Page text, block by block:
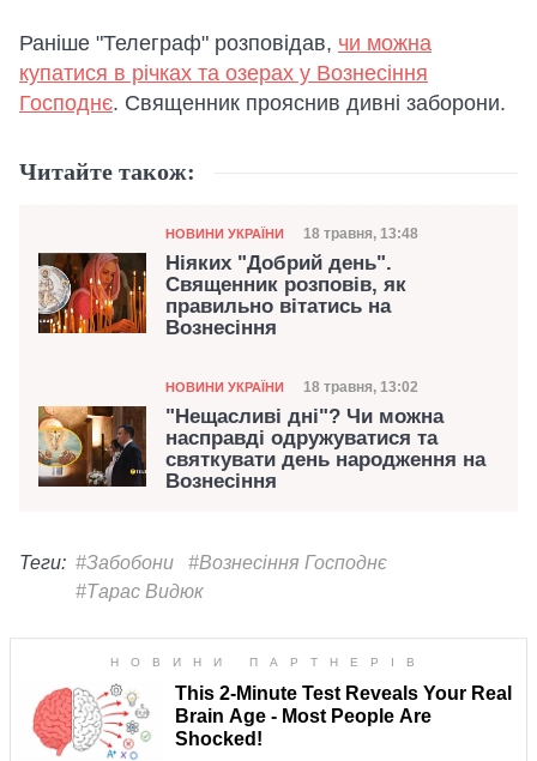
Раніше "Телеграф" розповідав, чи можна
купатися в річках та озерах у Вознесіння
Господнє. Священник прояснив дивні заборони.
Читайте також:
Категорія
НОВИНИ УКРАЇНИ Дата публікації
18 травня, 13:48
Ніяких "Добрий день".
Священник розповів, як
правильно вітатись на
Вознесіння
Категорія
НОВИНИ УКРАЇНИ Дата публікації
18 травня, 13:02
"Нещасливі дні"? Чи можна
насправді одружуватися та
святкувати день народження на
Вознесіння
Теги: #Забобони
#Вознесіння Господнє
#Тарас Видюк